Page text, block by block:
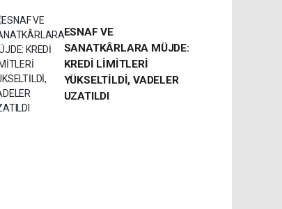
ESNAF VE
SANATKÂRLARA MÜJDE:
KREDİ LİMİTLERİ
YÜKSELTİLDİ, VADELER
UZATILDI